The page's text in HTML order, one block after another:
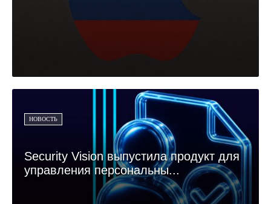
НОВОСТЬ
Security Vision выпустила продукт для
управления персональны...